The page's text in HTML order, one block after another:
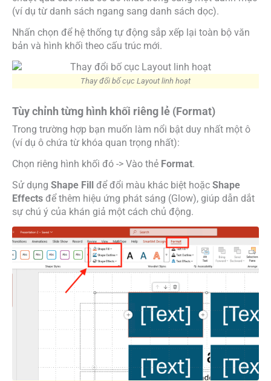
(ví dụ từ danh sách ngang sang danh sách dọc).
Nhấn chọn để hệ thống tự động sắp xếp lại toàn bộ văn
bản và hình khối theo cấu trúc mới.
Thay đổi bố cục Layout linh hoạt
Tùy chỉnh từng hình khối riêng lẻ (Format)
Trong trường hợp bạn muốn làm nổi bật duy nhất một ô
(ví dụ ô chứa từ khóa quan trọng nhất):
Chọn riêng hình khối đó -> Vào thẻ Format.
Sử dụng Shape Fill để đổi màu khác biệt hoặc Shape
Effects để thêm hiệu ứng phát sáng (Glow), giúp dẫn dắt
sự chú ý của khán giả một cách chủ động.